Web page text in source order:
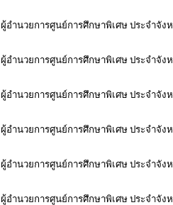
ผู้อำนวยการศูนย์การศึกษาพิเศษ ประจำจัง
ผู้อำนวยการศูนย์การศึกษาพิเศษ ประจำจัง
ผู้อำนวยการศูนย์การศึกษาพิเศษ ประจำจัง
ผู้อำนวยการศูนย์การศึกษาพิเศษ ประจำจัง
ผู้อำนวยการศูนย์การศึกษาพิเศษ ประจำจัง
ผู้อำนวยการศูนย์การศึกษาพิเศษ ประจำจัง